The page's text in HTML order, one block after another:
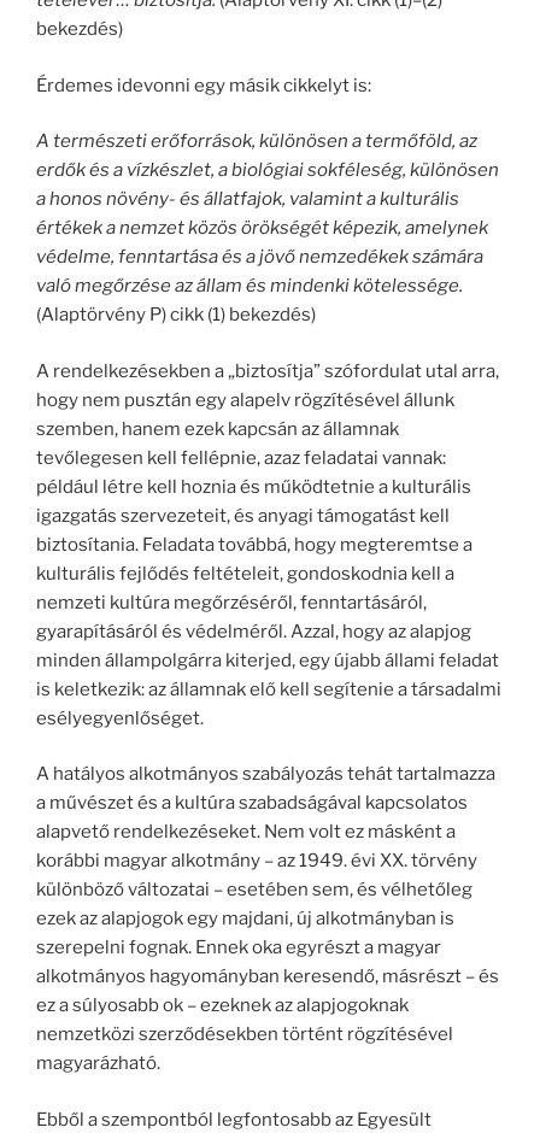
bekezdés)
Érdemes idevonni egy másik cikkelyt is:
A természeti erőforrások, különösen a termőföld, az
erdők és a vízkészlet, a biológiai sokféleség, különösen
a honos növény- és állatfajok, valamint a kulturális
értékek a nemzet közös örökségét képezik, amelynek
védelme, fenntartása és a jövő nemzedékek számára
való megőrzése az állam és mindenki kötelessége.
(Alaptörvény P) cikk (1) bekezdés)
A rendelkezésekben a „biztosítja” szófordulat utal arra,
hogy nem pusztán egy alapelv rögzítésével állunk
szemben, hanem ezek kapcsán az államnak
tevőlegesen kell fellépnie, azaz feladatai vannak:
például létre kell hoznia és működtetnie a kulturális
igazgatás szervezeteit, és anyagi támogatást kell
biztosítania. Feladata továbbá, hogy megteremtse a
kulturális fejlődés feltételeit, gondoskodnia kell a
nemzeti kultúra megőrzéséről, fenntartásáról,
gyarapításáról és védelméről. Azzal, hogy az alapjog
minden állampolgárra kiterjed, egy újabb állami feladat
is keletkezik: az államnak elő kell segítenie a társadalmi
esélyegyenlőséget.
A hatályos alkotmányos szabályozás tehát tartalmazza
a művészet és a kultúra szabadságával kapcsolatos
alapvető rendelkezéseket. Nem volt ez másként a
korábbi magyar alkotmány – az 1949. évi XX. törvény
különböző változatai – esetében sem, és vélhetőleg
ezek az alapjogok egy majdani, új alkotmányban is
szerepelni fognak. Ennek oka egyrészt a magyar
alkotmányos hagyományban keresendő, másrészt – és
ez a súlyosabb ok – ezeknek az alapjogoknak
nemzetközi szerződésekben történt rögzítésével
magyarázható.
Ebből a szempontból legfontosabb az Egyesült